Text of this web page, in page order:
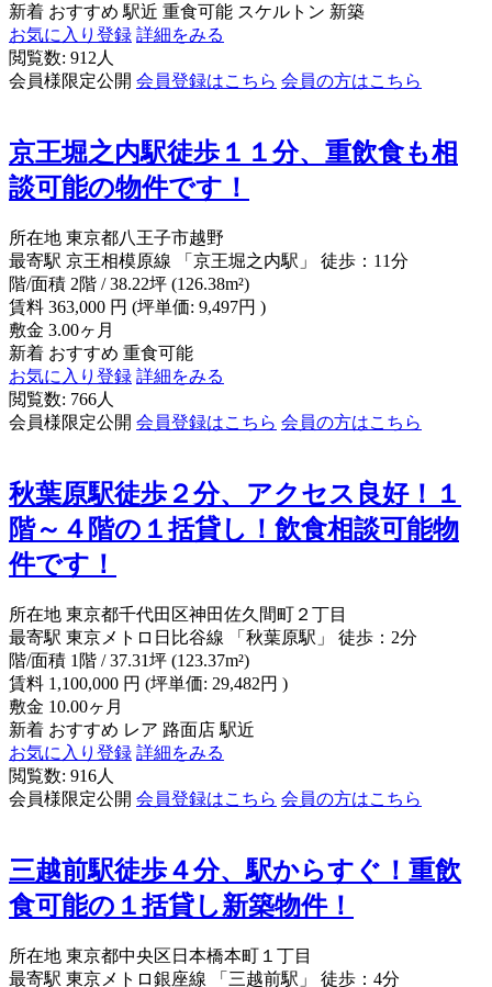
新着 おすすめ 駅近 重食可能 スケルトン 新築
お気に入り登録 詳細をみる
閲覧数: 912人
会員様限定公開 会員登録はこちら 会員の方はこちら
京王堀之内駅徒歩１１分、重飲食も相
談可能の物件です！
所在地 東京都八王子市越野
最寄駅 京王相模原線 「京王堀之内駅」 徒歩：11分
階/面積 2階 / 38.22坪 (126.38m²)
賃料 363,000 円 (坪単価: 9,497円 )
敷金 3.00ヶ月
新着 おすすめ 重食可能
お気に入り登録 詳細をみる
閲覧数: 766人
会員様限定公開 会員登録はこちら 会員の方はこちら
秋葉原駅徒歩２分、アクセス良好！１
階～４階の１括貸し！飲食相談可能物
件です！
所在地 東京都千代田区神田佐久間町２丁目
最寄駅 東京メトロ日比谷線 「秋葉原駅」 徒歩：2分
階/面積 1階 / 37.31坪 (123.37m²)
賃料 1,100,000 円 (坪単価: 29,482円 )
敷金 10.00ヶ月
新着 おすすめ レア 路面店 駅近
お気に入り登録 詳細をみる
閲覧数: 916人
会員様限定公開 会員登録はこちら 会員の方はこちら
三越前駅徒歩４分、駅からすぐ！重飲
食可能の１括貸し新築物件！
所在地 東京都中央区日本橋本町１丁目
最寄駅 東京メトロ銀座線 「三越前駅」 徒歩：4分